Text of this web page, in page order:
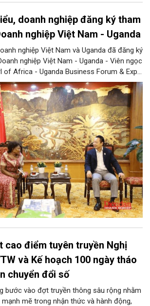
doanh nghiệp đăng ký tham
nghiệp Việt Nam - Uganda
nghiệp Việt Nam và Uganda đã đăng ký
nghiệp Việt Nam - Uganda - Viên ngọc
of Africa - Uganda Business Forum & Expo
thấy sức hút ngày càng lớn của sự kiện
nghiệp hai nước, đồng thời mở ra kỳ
đầu tư và thương mại thực chất giữa Việt
cao điểm tuyên truyền Nghị
và Kế hoạch 100 ngày tháo
chuyển đổi số
bước vào đợt truyền thông sâu rộng nhằm
mẽ trong nhận thức và hành động,